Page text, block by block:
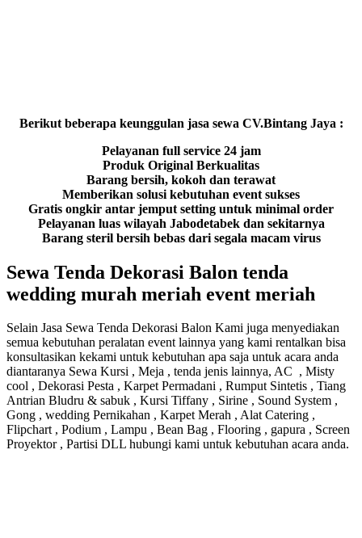
Berikut beberapa keunggulan jasa sewa CV.Bintang Jaya :
Pelayanan full service 24 jam
Produk Original Berkualitas
Barang bersih, kokoh dan terawat
Memberikan solusi kebutuhan event sukses
Gratis ongkir antar jemput setting untuk minimal order
Pelayanan luas wilayah Jabodetabek dan sekitarnya
Barang steril bersih bebas dari segala macam virus
Sewa Tenda Dekorasi Balon tenda
wedding murah meriah event meriah
Selain Jasa Sewa Tenda Dekorasi Balon Kami juga menyediakan
semua kebutuhan peralatan event lainnya yang kami rentalkan bisa
konsultasikan kekami untuk kebutuhan apa saja untuk acara anda
diantaranya Sewa Kursi , Meja , tenda jenis lainnya, AC , Misty
cool , Dekorasi Pesta , Karpet Permadani , Rumput Sintetis , Tiang
Antrian Bludru & sabuk , Kursi Tiffany , Sirine , Sound System ,
Gong , wedding Pernikahan , Karpet Merah , Alat Catering ,
Flipchart , Podium , Lampu , Bean Bag , Flooring , gapura , Screen
Proyektor , Partisi DLL hubungi kami untuk kebutuhan acara anda.